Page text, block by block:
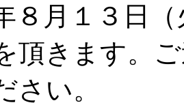
８月１３日
頂きます。
さい。